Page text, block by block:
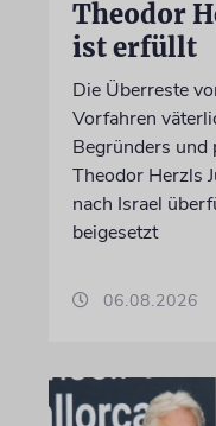
Theodor
ist erfüllt
Die Überreste
Vorfahren
Begründers und
Theodor Herzls
nach Israel
beigesetzt
06.08.2026